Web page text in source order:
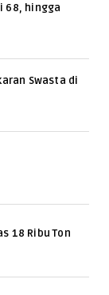
68, hingga
Swasta di
18 Ribu Ton